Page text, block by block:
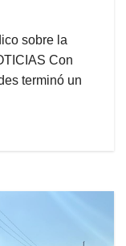
sobre la
Con
terminó un